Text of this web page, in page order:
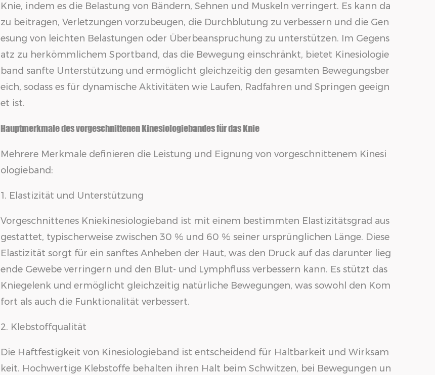
Knie, indem es die Belastung von Bändern, Sehnen und Muskeln verringert. Es kann da
zu beitragen, Verletzungen vorzubeugen, die Durchblutung zu verbessern und die Gen
esung von leichten Belastungen oder Überbeanspruchung zu unterstützen. Im Gegens
atz zu herkömmlichem Sportband, das die Bewegung einschränkt, bietet Kinesiologie
band sanfte Unterstützung und ermöglicht gleichzeitig den gesamten Bewegungsber
eich, sodass es für dynamische Aktivitäten wie Laufen, Radfahren und Springen geeign
et ist.
Hauptmerkmale des vorgeschnittenen Kinesiologiebandes für das Knie
Mehrere Merkmale definieren die Leistung und Eignung von vorgeschnittenem Kinesi
ologieband:
1. Elastizität und Unterstützung
Vorgeschnittenes Kniekinesiologieband ist mit einem bestimmten Elastizitätsgrad aus
gestattet, typischerweise zwischen 30 % und 60 % seiner ursprünglichen Länge. Diese
Elastizität sorgt für ein sanftes Anheben der Haut, was den Druck auf das darunter lieg
ende Gewebe verringern und den Blut- und Lymphfluss verbessern kann. Es stützt das
Kniegelenk und ermöglicht gleichzeitig natürliche Bewegungen, was sowohl den Kom
fort als auch die Funktionalität verbessert.
2. Klebstoffqualität
Die Haftfestigkeit von Kinesiologieband ist entscheidend für Haltbarkeit und Wirksam
keit. Hochwertige Klebstoffe behalten ihren Halt beim Schwitzen, bei Bewegungen un